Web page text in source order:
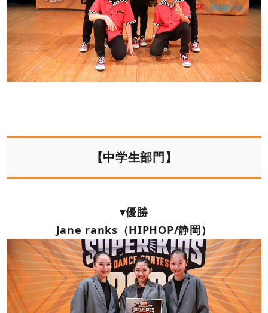
【中学生部門】
▾優勝
Jane ranks（HIPHOP/静岡）